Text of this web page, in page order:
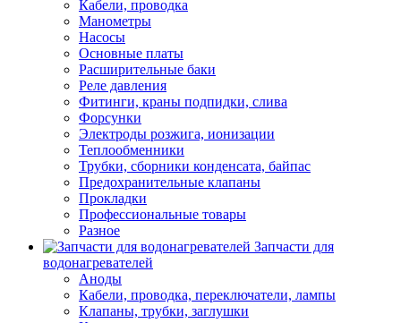
Кабели, проводка
Манометры
Насосы
Основные платы
Расширительные баки
Реле давления
Фитинги, краны подпидки, слива
Форсунки
Электроды розжига, ионизации
Теплообменники
Трубки, сборники конденсата, байпас
Предохранительные клапаны
Прокладки
Профессиональные товары
Разное
Запчасти для
водонагревателей
Аноды
Кабели, проводка, переключатели, лампы
Клапаны, трубки, заглушки